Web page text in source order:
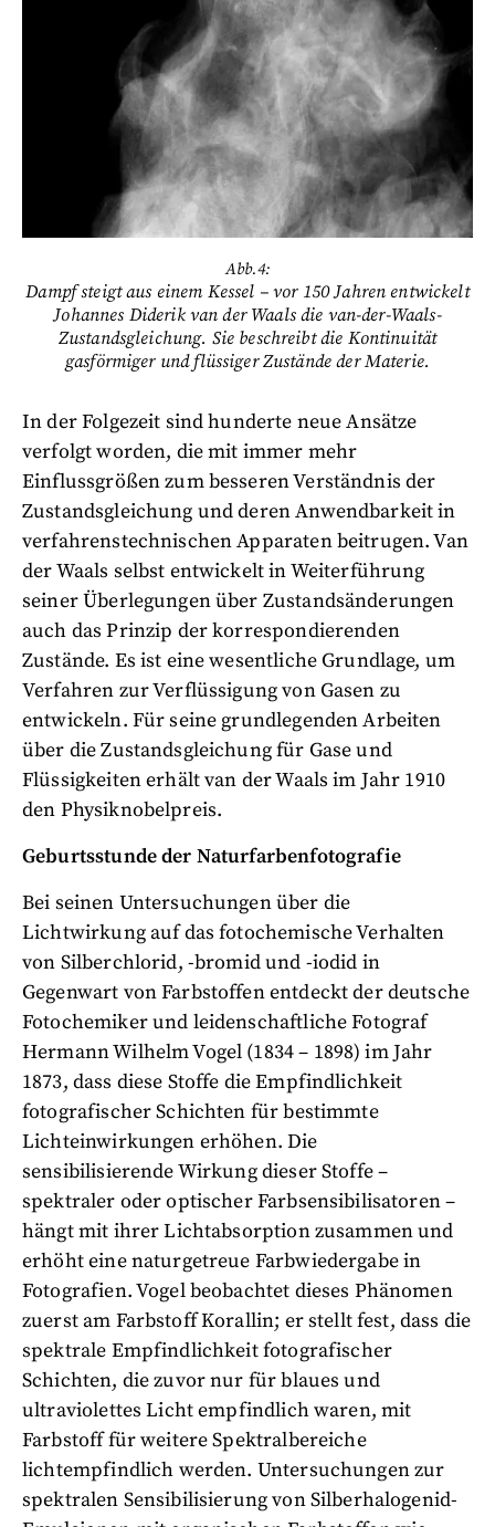
Abb.4:
Dampf steigt aus einem Kessel – vor 150 Jahren entwickelt
Johannes Diderik van der Waals die van-der-Waals-
Zustandsgleichung. Sie beschreibt die Kontinuität
gasförmiger und flüssiger Zustände der Materie.
In der Folgezeit sind hunderte neue Ansätze
verfolgt worden, die mit immer mehr
Einflussgrößen zum besseren Verständnis der
Zustandsgleichung und deren Anwendbarkeit in
verfahrenstechnischen Apparaten beitrugen. Van
der Waals selbst entwickelt in Weiterführung
seiner Überlegungen über Zustandsänderungen
auch das Prinzip der korrespondierenden
Zustände. Es ist eine wesentliche Grundlage, um
Verfahren zur Verflüssigung von Gasen zu
entwickeln. Für seine grundlegenden Arbeiten
über die Zustandsgleichung für Gase und
Flüssigkeiten erhält van der Waals im Jahr 1910
den Physiknobelpreis.
Geburtsstunde der Naturfarbenfotografie
Bei seinen Untersuchungen über die
Lichtwirkung auf das fotochemische Verhalten
von Silberchlorid, -bromid und -iodid in
Gegenwart von Farbstoffen entdeckt der deutsche
Fotochemiker und leidenschaftliche Fotograf
Hermann Wilhelm Vogel (1834 – 1898) im Jahr
1873, dass diese Stoffe die Empfindlichkeit
fotografischer Schichten für bestimmte
Lichteinwirkungen erhöhen. Die
sensibilisierende Wirkung dieser Stoffe –
spektraler oder optischer Farbsensibilisatoren –
hängt mit ihrer Lichtabsorption zusammen und
erhöht eine naturgetreue Farbwiedergabe in
Fotografien. Vogel beobachtet dieses Phänomen
zuerst am Farbstoff Korallin; er stellt fest, dass die
spektrale Empfindlichkeit fotografischer
Schichten, die zuvor nur für blaues und
ultraviolettes Licht empfindlich waren, mit
Farbstoff für weitere Spektralbereiche
lichtempfindlich werden. Untersuchungen zur
spektralen Sensibilisierung von Silberhalogenid-